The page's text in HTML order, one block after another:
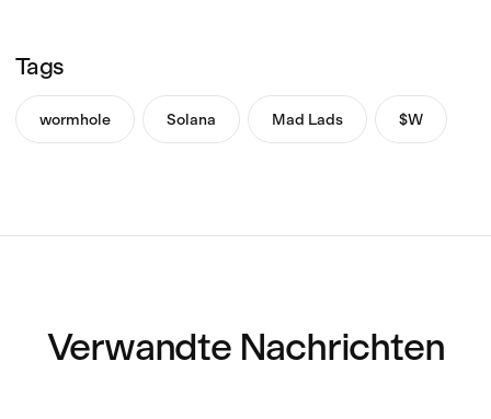
Tags
wormhole Solana Mad Lads $W
Verwandte Nachrichten